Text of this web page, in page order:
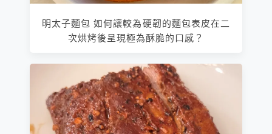
明太子麵包 如何讓較為硬韌的麵包表皮在二
次烘烤後呈現極為酥脆的口感？